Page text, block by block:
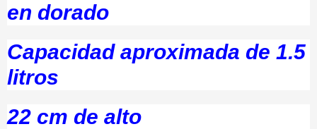
en dorado
Capacidad aproximada de 1.5
litros
22 cm de alto